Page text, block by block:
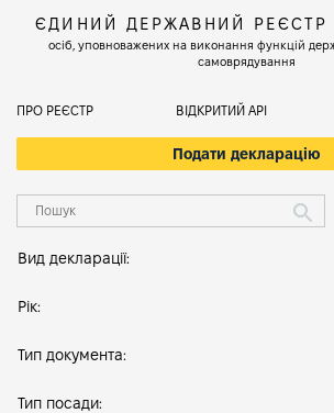
ЄДИНИЙ ДЕРЖАВНИЙ РЕЄСТР
осіб, уповноважених на виконання функцій
самоврядування
ПРО РЕЄСТР ВІДКРИТИЙ АРІ
Подати декларацію
Вид декларації:
Рік:
Тип документа:
Тип посади: